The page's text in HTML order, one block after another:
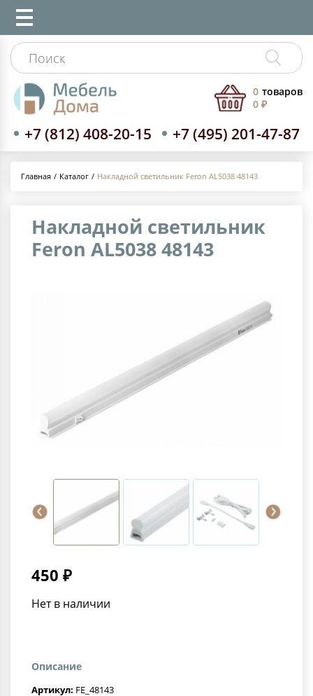
+7 (812) 408-20-15 +7 (495) 201-47-87
0 товаров
0 ₽
Главная Каталог Накладной светильник Feron AL5038 48143
Накладной светильник
Feron AL5038 48143
450 ₽
Нет в наличии
Описание
Артикул: FE_48143